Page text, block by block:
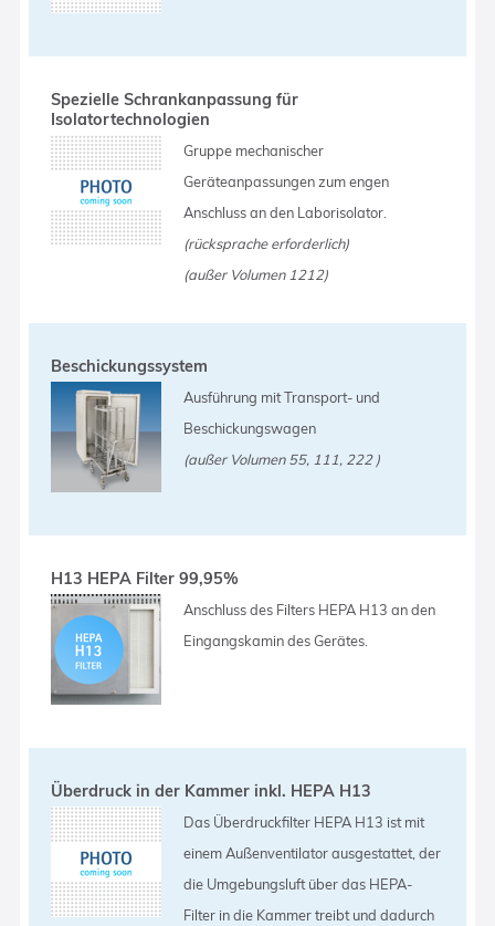
Spezielle Schrankanpassung für
Isolatortechnologien
Gruppe mechanischer
Geräteanpassungen zum engen
Anschluss an den Laborisolator.
(rücksprache erforderlich)
(außer Volumen 1212)
Beschickungssystem
Ausführung mit Transport- und
Beschickungswagen
(außer Volumen 55, 111, 222 )
H13 HEPA Filter 99,95%
Anschluss des Filters HEPA H13 an den
Eingangskamin des Gerätes.
Überdruck in der Kammer inkl. HEPA H13
Das Überdruckfilter HEPA H13 ist mit
einem Außenventilator ausgestattet, der
die Umgebungsluft über das HEPA-
Filter in die Kammer treibt und dadurch